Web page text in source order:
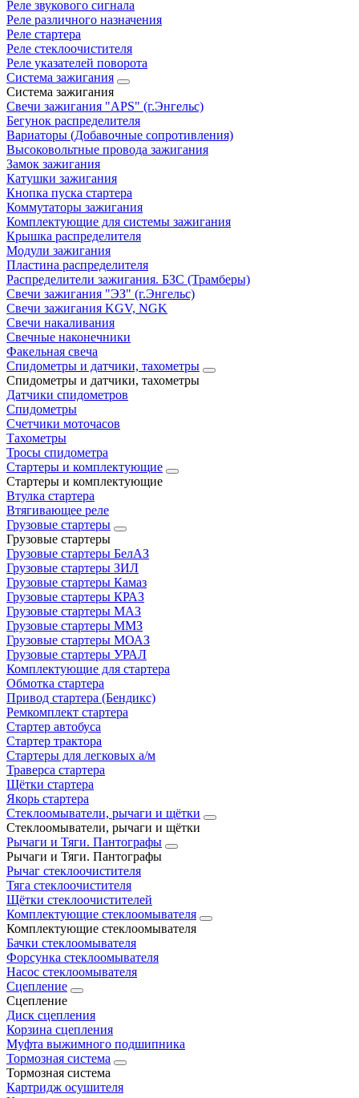
Реле звукового сигнала
Реле различного назначения
Реле стартера
Реле стеклоочистителя
Реле указателей поворота
Система зажигания
Система зажигания
Свечи зажигания "APS" (г.Энгельс)
Бегунок распределителя
Вариаторы (Добавочные сопротивления)
Высоковольтные провода зажигания
Замок зажигания
Катушки зажигания
Кнопка пуска стартера
Коммутаторы зажигания
Комплектующие для системы зажигания
Крышка распределителя
Модули зажигания
Пластина распределителя
Распределители зажигания. БЗС (Трамберы)
Свечи зажигания "ЭЗ" (г.Энгельс)
Свечи зажигания KGV, NGK
Свечи накаливания
Свечные наконечники
Факельная свеча
Спидометры и датчики, тахометры
Спидометры и датчики, тахометры
Датчики спидометров
Спидометры
Счетчики моточасов
Тахометры
Тросы спидометра
Стартеры и комплектующие
Стартеры и комплектующие
Втулка стартера
Втягивающее реле
Грузовые стартеры
Грузовые стартеры
Грузовые стартеры БелАЗ
Грузовые стартеры ЗИЛ
Грузовые стартеры Камаз
Грузовые стартеры КРАЗ
Грузовые стартеры МАЗ
Грузовые стартеры ММЗ
Грузовые стартеры МОАЗ
Грузовые стартеры УРАЛ
Комплектующие для стартера
Обмотка стартера
Привод стартера (Бендикс)
Ремкомплект стартера
Стартер автобуса
Стартер трактора
Стартеры для легковых а/м
Траверса стартера
Щётки стартера
Якорь стартера
Стеклоомыватели, рычаги и щётки
Стеклоомыватели, рычаги и щётки
Рычаги и Тяги. Пантографы
Рычаги и Тяги. Пантографы
Рычаг стеклоочистителя
Тяга стеклоочистителя
Щётки стеклоочистителей
Комплектующие стеклоомывателя
Комплектующие стеклоомывателя
Бачки стеклоомывателя
Форсунка стеклоомывателя
Насос стеклоомывателя
Сцепление
Сцепление
Диск сцепления
Корзина сцепления
Муфта выжимного подшипника
Тормозная система
Тормозная система
Картридж осушителя